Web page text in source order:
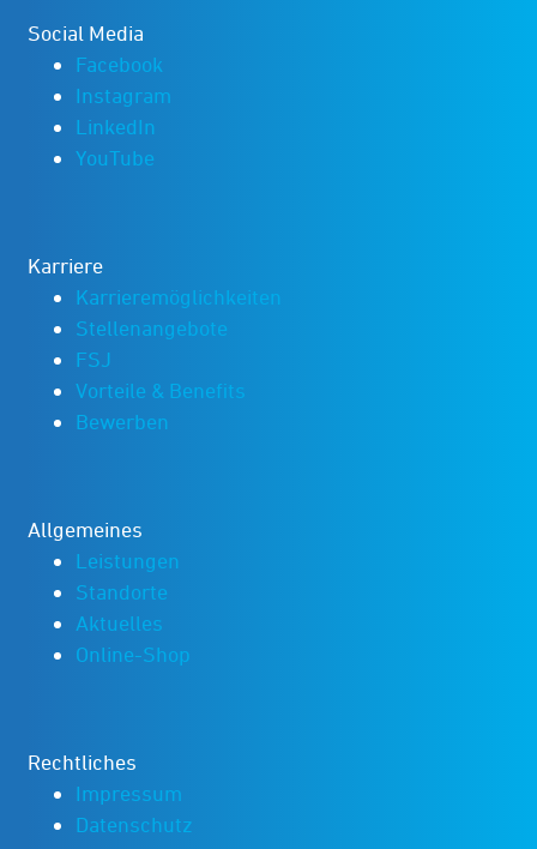
Social Media
Facebook
Instagram
LinkedIn
YouTube
Karriere
Karrieremöglichkeiten
Stellenangebote
FSJ
Vorteile & Benefits
Bewerben
Allgemeines
Leistungen
Standorte
Aktuelles
Online-Shop
Rechtliches
Impressum
Datenschutz